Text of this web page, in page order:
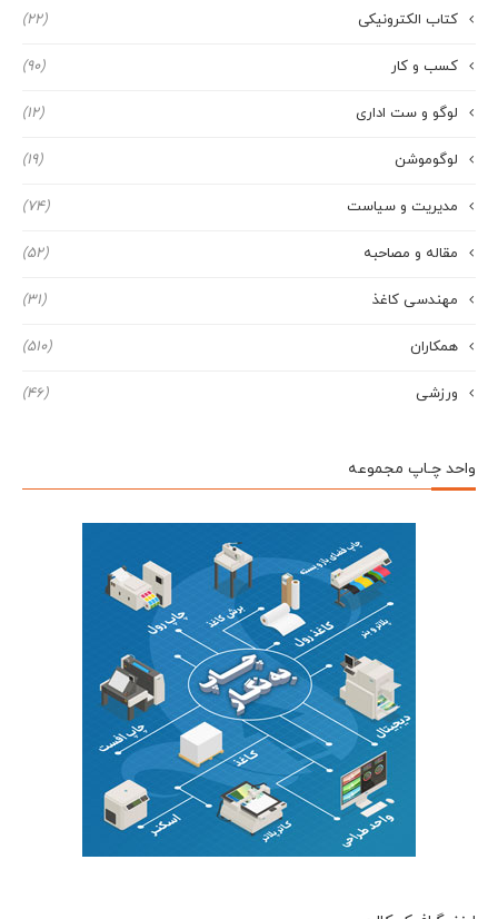
کتاب الکترونیکی (22)
کسب و کار (90)
لوگو و ست اداری (12)
لوگوموشن (19)
مدیریت و سیاست (74)
مقاله و مصاحبه (52)
مهندسی کاغذ (31)
همکاران (510)
ورزشی (46)
واحد چـاپ مجموعه